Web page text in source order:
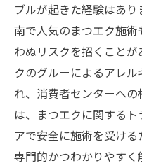
ブルが起きた経験はあ
南で人気のまつエク施
わぬリスクを招くこと
クのグルーによるアレ
れ、消費者センターへ
は、まつエクに関する
アで安全に施術を受け
専門的かつわかりやす